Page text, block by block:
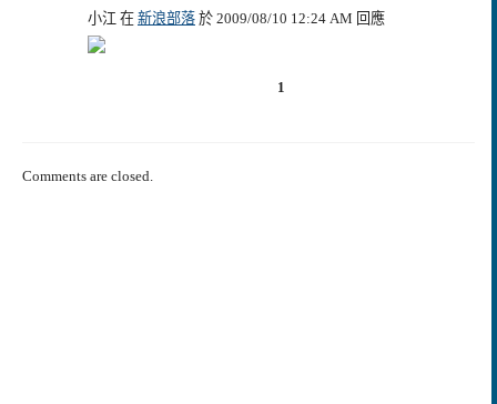
小江 在 新浪部落 於 2009/08/10 12:24 AM 回應
1
Comments are closed.